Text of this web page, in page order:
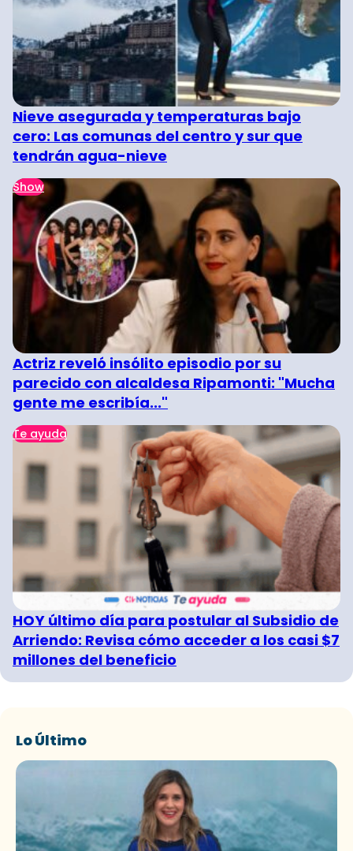
Nieve asegurada y temperaturas bajo
cero: Las comunas del centro y sur que
tendrán agua-nieve
Show
Actriz reveló insólito episodio por su
parecido con alcaldesa Ripamonti: "Mucha
gente me escribía..."
Te ayuda
HOY último día para postular al Subsidio de
Arriendo: Revisa cómo acceder a los casi $7
millones del beneficio
Lo Último